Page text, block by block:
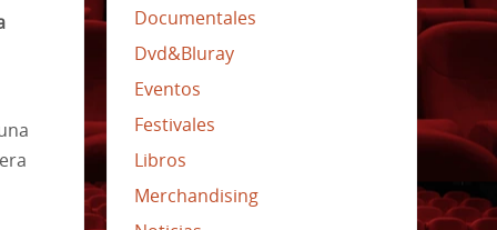
Documentales
Dvd&Bluray
Eventos
Festivales
Libros
Merchandising